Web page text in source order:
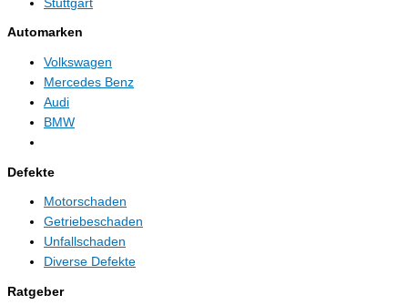
Stuttgart
Automarken
Volkswagen
Mercedes Benz
Audi
BMW
Defekte
Motorschaden
Getriebeschaden
Unfallschaden
Diverse Defekte
Ratgeber